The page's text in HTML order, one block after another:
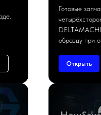
Готовые
образцу при
Открыть